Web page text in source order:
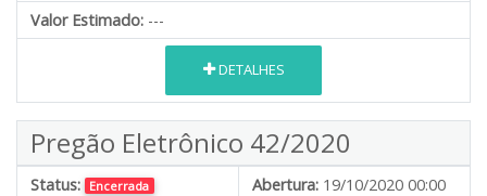
Valor Estimado: ---
DETALHES
Pregão Eletrônico 42/2020
Status: Encerrada Abertura: 19/10/2020 00:00